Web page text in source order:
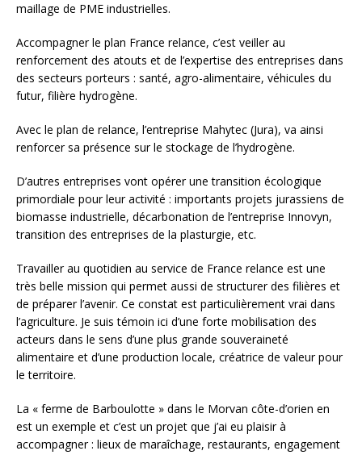
maillage de PME industrielles.
Accompagner le plan France relance, c’est veiller au
renforcement des atouts et de l’expertise des entreprises dans
des secteurs porteurs : santé, agro-alimentaire, véhicules du
futur, filière hydrogène.
Avec le plan de relance, l’entreprise Mahytec (Jura), va ainsi
renforcer sa présence sur le stockage de l’hydrogène.
D’autres entreprises vont opérer une transition écologique
primordiale pour leur activité : importants projets jurassiens de
biomasse industrielle, décarbonation de l’entreprise Innovyn,
transition des entreprises de la plasturgie, etc.
Travailler au quotidien au service de France relance est une
très belle mission qui permet aussi de structurer des filières et
de préparer l’avenir. Ce constat est particulièrement vrai dans
l’agriculture. Je suis témoin ici d’une forte mobilisation des
acteurs dans le sens d’une plus grande souveraineté
alimentaire et d’une production locale, créatrice de valeur pour
le territoire.
La « ferme de Barboulotte » dans le Morvan côte-d’orien en
est un exemple et c’est un projet que j’ai eu plaisir à
accompagner : lieux de maraîchage, restaurants, engagement